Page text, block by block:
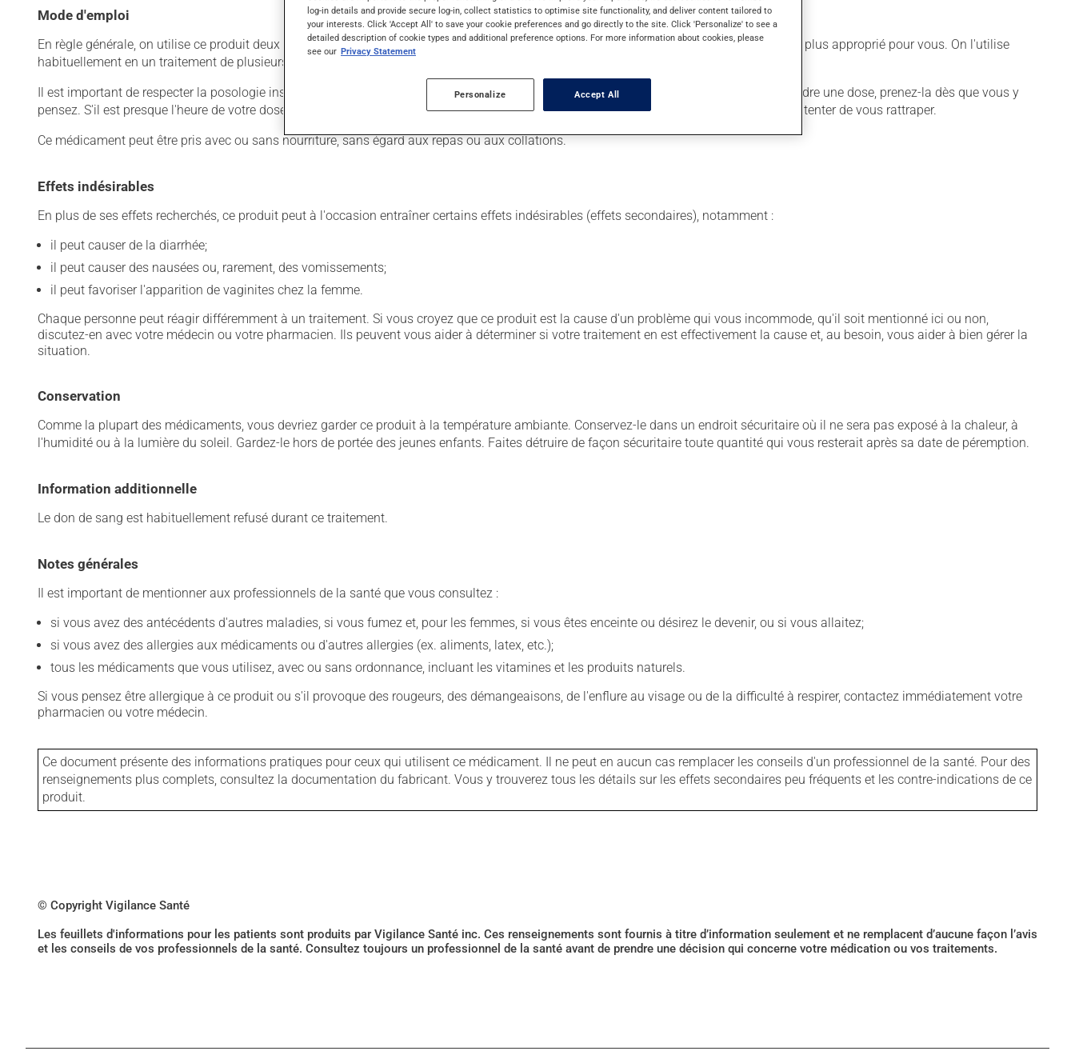
Mode d'emploi
En règle générale, on utilise ce produit deux fois par jour. Il est possible que votre pharmacien vous ait indiqué un horaire différent qui est plus approprié pour vous. On l'utilise
habituellement en un traitement de plusieurs jours. Pour en retirer tous les bénéfices possibles, assurez-vous de le compléter.
Il est important de respecter la posologie inscrite sur l'étiquette. N'en utilisez pas plus, ni plus souvent qu'indiqué. Si vous oubliez de prendre une dose, prenez-la dès que vous y
pensez. S'il est presque l'heure de votre dose suivante, laissez simplement tomber la dose oubliée. Ne doublez pas la dose suivante pour tenter de vous rattraper.
Ce médicament peut être pris avec ou sans nourriture, sans égard aux repas ou aux collations.
Effets indésirables
En plus de ses effets recherchés, ce produit peut à l'occasion entraîner certains effets indésirables (effets secondaires), notamment :
il peut causer de la diarrhée;
il peut causer des nausées ou, rarement, des vomissements;
il peut favoriser l'apparition de vaginites chez la femme.
Chaque personne peut réagir différemment à un traitement. Si vous croyez que ce produit est la cause d'un problème qui vous incommode, qu'il soit mentionné ici ou non,
discutez-en avec votre médecin ou votre pharmacien. Ils peuvent vous aider à déterminer si votre traitement en est effectivement la cause et, au besoin, vous aider à bien gérer la
situation.
Conservation
Comme la plupart des médicaments, vous devriez garder ce produit à la température ambiante. Conservez-le dans un endroit sécuritaire où il ne sera pas exposé à la chaleur, à
l'humidité ou à la lumière du soleil. Gardez-le hors de portée des jeunes enfants. Faites détruire de façon sécuritaire toute quantité qui vous resterait après sa date de péremption.
Information additionnelle
Le don de sang est habituellement refusé durant ce traitement.
Notes générales
Il est important de mentionner aux professionnels de la santé que vous consultez :
si vous avez des antécédents d'autres maladies, si vous fumez et, pour les femmes, si vous êtes enceinte ou désirez le devenir, ou si vous allaitez;
si vous avez des allergies aux médicaments ou d'autres allergies (ex. aliments, latex, etc.);
tous les médicaments que vous utilisez, avec ou sans ordonnance, incluant les vitamines et les produits naturels.
Si vous pensez être allergique à ce produit ou s'il provoque des rougeurs, des démangeaisons, de l'enflure au visage ou de la difficulté à respirer, contactez immédiatement votre
pharmacien ou votre médecin.
Ce document présente des informations pratiques pour ceux qui utilisent ce médicament. Il ne peut en aucun cas remplacer les conseils d'un professionnel de la santé. Pour des
renseignements plus complets, consultez la documentation du fabricant. Vous y trouverez tous les détails sur les effets secondaires peu fréquents et les contre-indications de ce
produit.
© Copyright Vigilance Santé
Les feuillets d'informations pour les patients sont produits par Vigilance Santé inc. Ces renseignements sont fournis à titre d’information seulement et ne remplacent d’aucune façon l’avis
et les conseils de vos professionnels de la santé. Consultez toujours un professionnel de la santé avant de prendre une décision qui concerne votre médication ou vos traitements.
log-in details and provide secure log-in, collect statistics to optimise site functionality, and deliver content tailored to
your interests. Click 'Accept All' to save your cookie preferences and go directly to the site. Click 'Personalize' to see a
detailed description of cookie types and additional preference options. For more information about cookies, please
see our Privacy Statement
Personalize Accept All